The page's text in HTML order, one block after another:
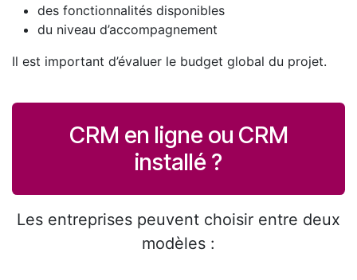
des fonctionnalités disponibles
du niveau d’accompagnement
Il est important d’évaluer le budget global du projet.
CRM en ligne ou CRM
installé ?
Les entreprises peuvent choisir entre deux
modèles :